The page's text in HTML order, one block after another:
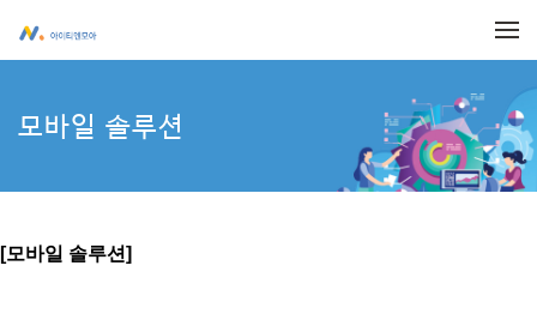
모바일 솔루션
[모바일 솔루션]